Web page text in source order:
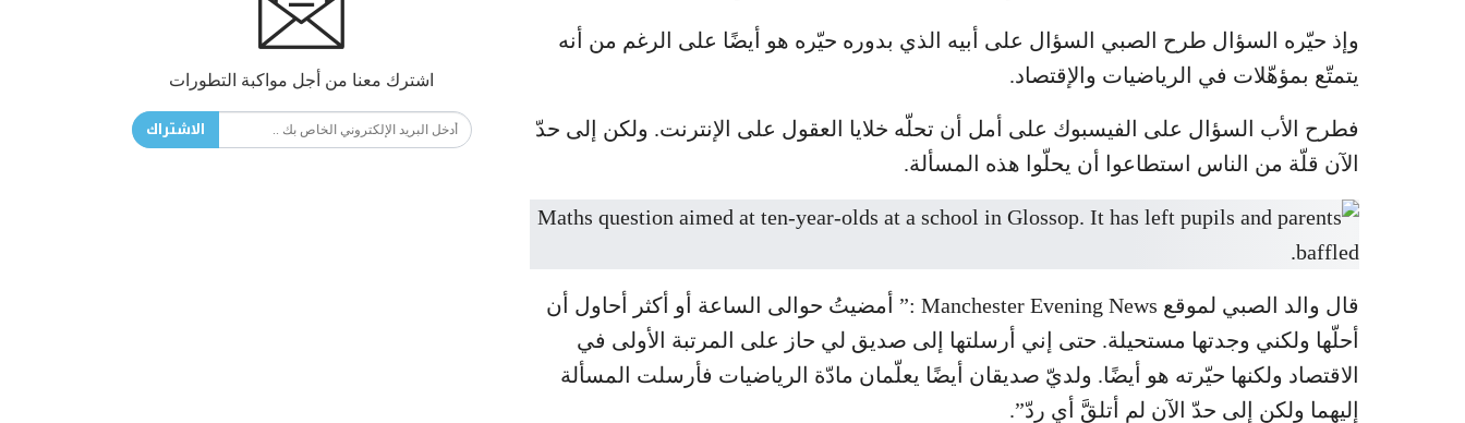
وإذ حيّره السؤال طرح الصبي السؤال على أبيه الذي بدوره حيّره هو أيضًا على الرغم من أنه
يتمتّع بمؤهّلات في الرياضيات والإقتصاد.
فطرح الأب السؤال على الفيسبوك على أمل أن تحلّه خلايا العقول على الإنترنت. ولكن إلى حدّ
الآن قلّة من الناس استطاعوا أن يحلّوا هذه المسألة.
قال والد الصبي لموقع Manchester Evening News :” أمضيتُ حوالى الساعة أو أكثر أحاول أن
أحلّها ولكني وجدتها مستحيلة. حتى إني أرسلتها إلى صديق لي حاز على المرتبة الأولى في
الاقتصاد ولكنها حيّرته هو أيضًا. ولديّ صديقان أيضًا يعلّمان مادّة الرياضيات فأرسلت المسألة
إليهما ولكن إلى حدّ الآن لم أتلقَّ أي ردّ”.
اشترك معنا من أجل مواكبة التطورات
الاشتراك